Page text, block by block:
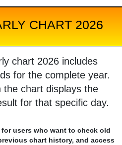
CHART 2026
chart 2026 includes
for the complete year.
the chart displays the
for that specific day.
users who want to check old
chart history, and access